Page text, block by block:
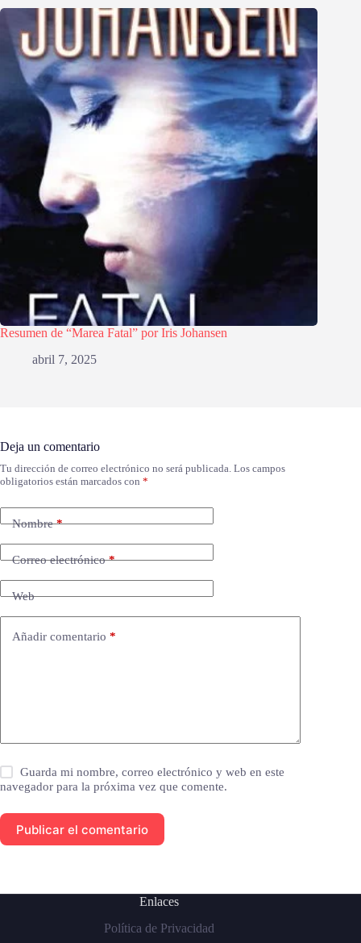
Resumen de “Marea Fatal” por Iris Johansen
abril 7, 2025
Deja un comentario
Tu dirección de correo electrónico no será publicada. Los campos
obligatorios están marcados con *
Nombre*
Correo electrónico*
Web
Añadir comentario *
Guarda mi nombre, correo electrónico y web en este
navegador para la próxima vez que comente.
Publicar el comentario
Enlaces
Política de Privacidad